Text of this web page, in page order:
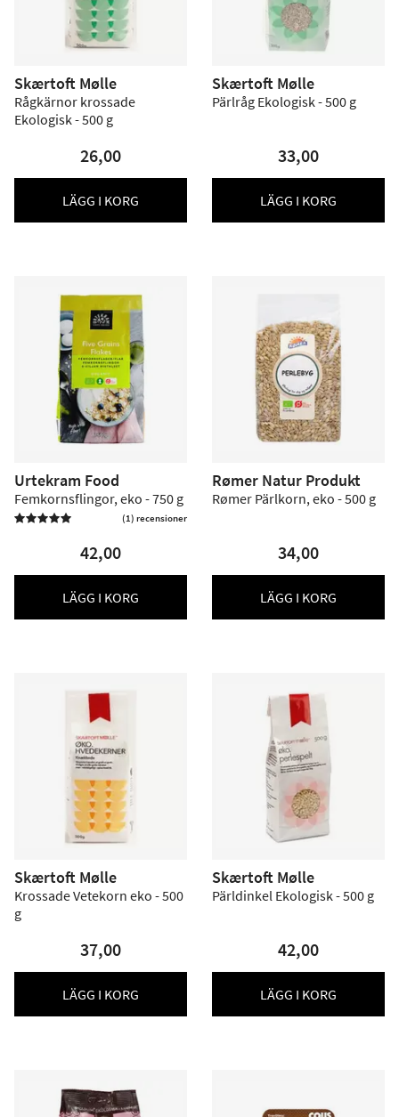
Skærtoft Mølle
Rågkärnor krossade
Ekologisk - 500 g
26,00
LÄGG I KORG
Skærtoft Mølle
Pärlråg Ekologisk - 500 g
33,00
LÄGG I KORG
Urtekram Food
Femkornsflingor, eko - 750 g
 (1) recensioner
42,00
LÄGG I KORG
Rømer Natur Produkt
Rømer Pärlkorn, eko - 500 g
34,00
LÄGG I KORG
Skærtoft Mølle
Krossade Vetekorn eko - 500
g
37,00
LÄGG I KORG
Skærtoft Mølle
Pärldinkel Ekologisk - 500 g
42,00
LÄGG I KORG